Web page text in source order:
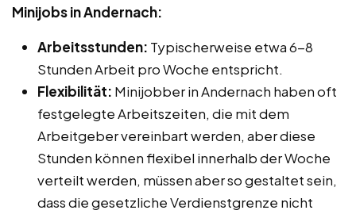
Minijobs in Andernach:
Arbeitsstunden: Typischerweise etwa 6-8
Stunden Arbeit pro Woche entspricht.
Flexibilität: Minijobber in Andernach haben oft
festgelegte Arbeitszeiten, die mit dem
Arbeitgeber vereinbart werden, aber diese
Stunden können flexibel innerhalb der Woche
verteilt werden, müssen aber so gestaltet sein,
dass die gesetzliche Verdienstgrenze nicht